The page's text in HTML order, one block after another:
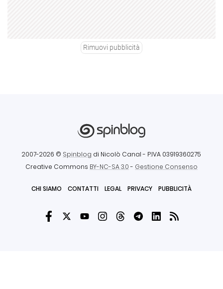
Rimuovi pubblicità
2007-2026 © Spinblog di Nicolò Canal - P.IVA 03919360275
Creative Commons BY-NC-SA 3.0- Gestione Consenso
CHI SIAMO CONTATTI LEGAL PRIVACY PUBBLICITÀ